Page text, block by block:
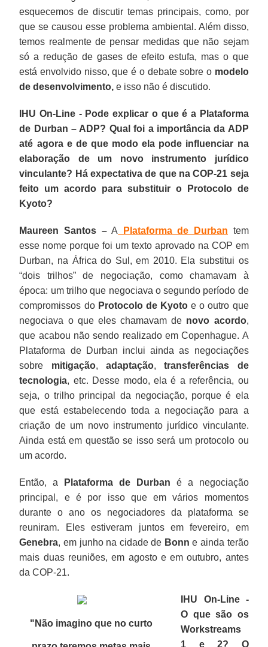
esquecemos de discutir temas principais, como, por
que se causou esse problema ambiental. Além disso,
temos realmente de pensar medidas que não sejam
só a redução de gases de efeito estufa, mas o que
está envolvido nisso, que é o debate sobre o modelo
de desenvolvimento, e isso não é discutido.
IHU On-Line - Pode explicar o que é a Plataforma
de Durban – ADP? Qual foi a importância da ADP
até agora e de que modo ela pode influenciar na
elaboração de um novo instrumento jurídico
vinculante? Há expectativa de que na COP-21 seja
feito um acordo para substituir o Protocolo de
Kyoto?
Maureen Santos –A Plataforma de Durban tem
esse nome porque foi um texto aprovado na COP em
Durban, na África do Sul, em 2010. Ela substitui os
“dois trilhos” de negociação, como chamavam à
época: um trilho que negociava o segundo período de
compromissos do Protocolo de Kyoto e o outro que
negociava o que eles chamavam de novo acordo,
que acabou não sendo realizado em Copenhague. A
Plataforma de Durban inclui ainda as negociações
sobre mitigação, adaptação,transferências de
tecnologia, etc. Desse modo, ela é a referência, ou
seja, o trilho principal da negociação, porque é ela
que está estabelecendo toda a negociação para a
criação de um novo instrumento jurídico vinculante.
Ainda está em questão se isso será um protocolo ou
um acordo.
Então, a Plataforma de Durban é a negociação
principal, e é por isso que em vários momentos
durante o ano os negociadores da plataforma se
reuniram. Eles estiveram juntos em fevereiro, em
Genebra, em junho na cidade de Bonn e ainda terão
mais duas reuniões, em agosto e em outubro, antes
da COP-21.
"Não imagino que no curto
IHU On-Line -
O que são os
Workstreams
1 e 2? O